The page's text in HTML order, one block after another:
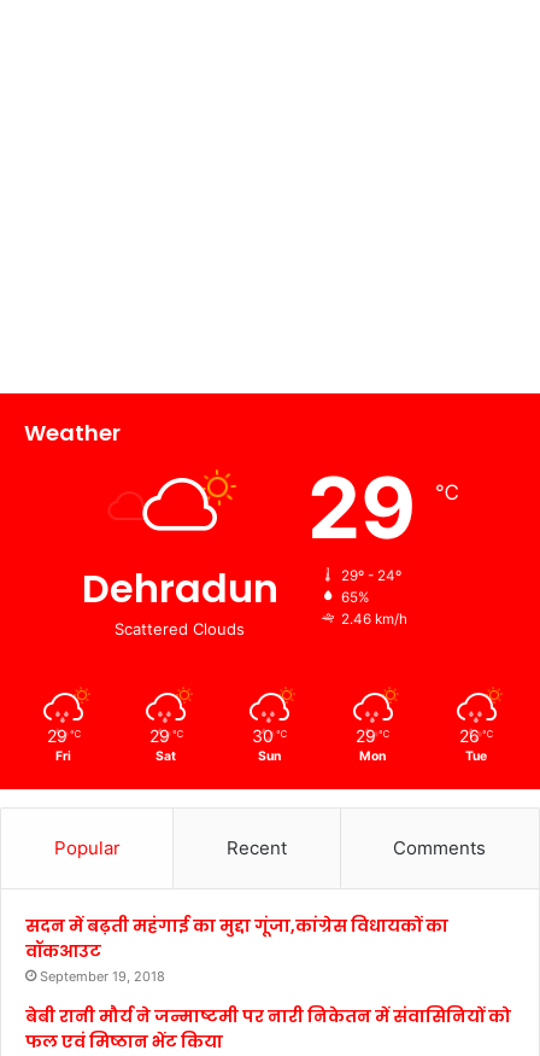
Weather
Dehradun
Scattered Clouds
29 ℃
29º - 24º
65%
2.46 km/h
29 ℃
Fri
29 ℃
Sat
30 ℃
Sun
29 ℃
Mon
26 ℃
Tue
Popular Recent Comments
सदन में बढ़ती महंगाई का मुद्दा गूंजा,कांग्रेस विधायकों का
वॉकआउट
September 19, 2018
बेबी रानी मौर्य ने जन्माष्टमी पर नारी निकेतन में संवासिनियों को
फल एवं मिष्ठान भेंट किया